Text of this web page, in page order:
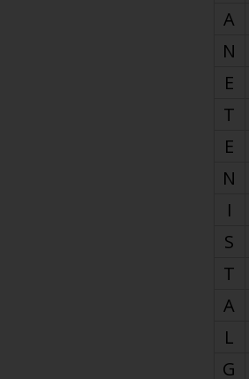
A
N
E
T
E
N
I
S
T
A
L
G